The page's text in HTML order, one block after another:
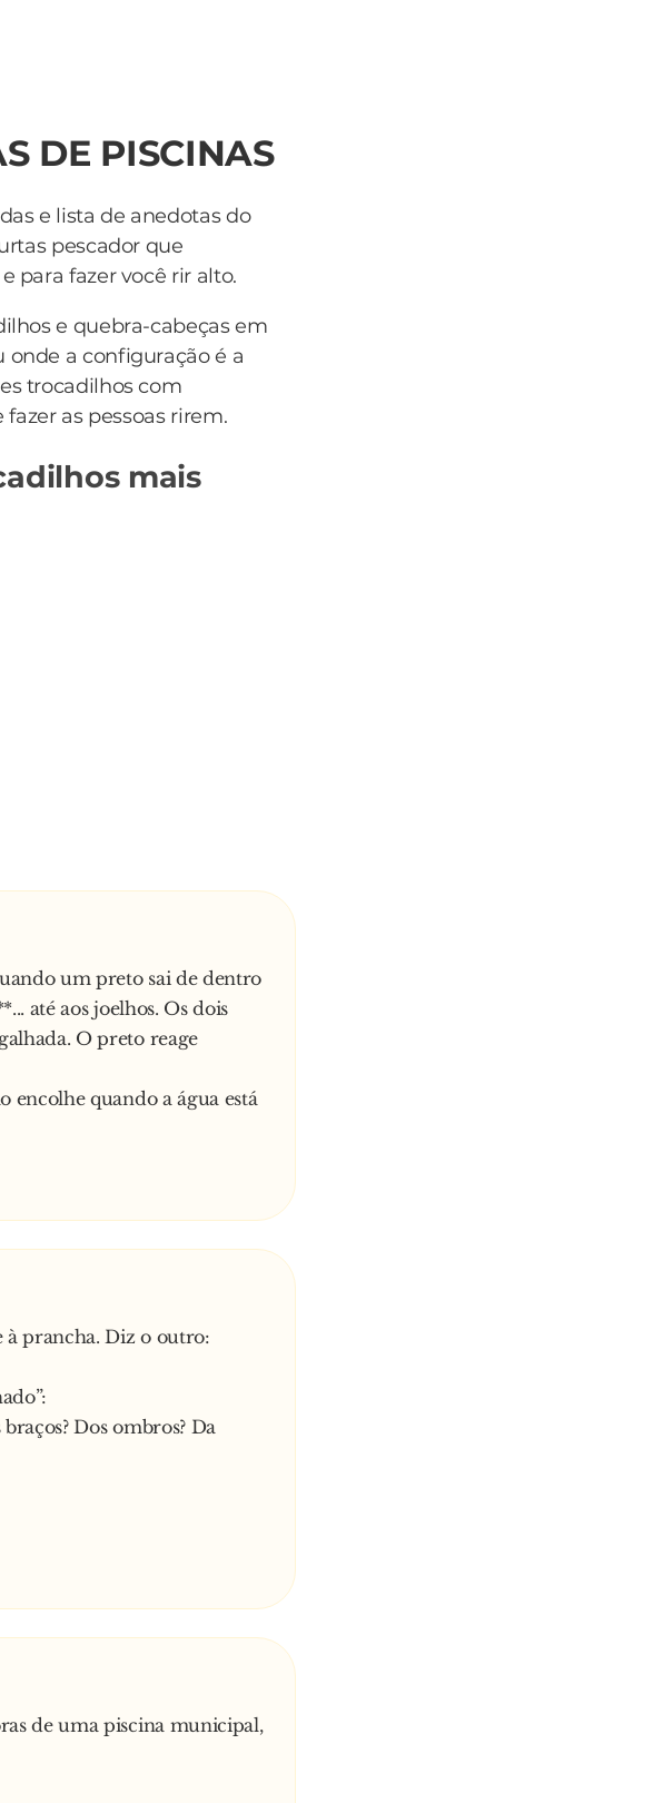
DE PISCINAS
e lista de anedotas do
pescador que
para fazer você rir alto.
e quebra-cabeças em
a configuração é a
trocadilhos com
as pessoas rirem.
mais
um preto sai de dentro
até aos joelhos. Os dois
O preto reage
encolhe quando a água está
à prancha. Diz o outro:
Dos ombros? Da
de uma piscina municipal,